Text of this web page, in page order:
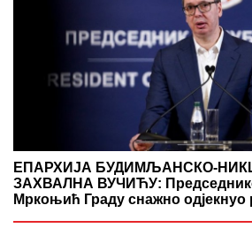
ЕПАРХИЈА БУДИМЉАНСКО-
ЗАХВАЛНА ВУЧИЋУ:
Мркоњић Граду снажно одјекнуо